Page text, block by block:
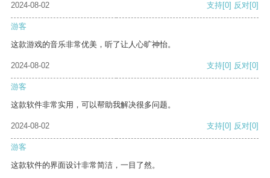
2024-08-02 支持[0] 反对[0]
游客
这款游戏的音乐非常优美，听了让人心旷神怡。
2024-08-02 支持[0] 反对[0]
游客
这款软件非常实用，可以帮助我解决很多问题。
2024-08-02 支持[0] 反对[0]
游客
这款软件的界面设计非常简洁，一目了然。